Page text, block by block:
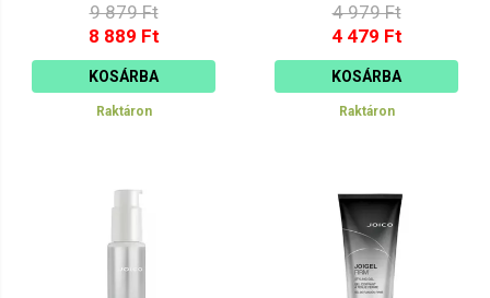
9 879 Ft
8 889 Ft
KOSÁRBA
Raktáron
4 979 Ft
4 479 Ft
KOSÁRBA
Raktáron